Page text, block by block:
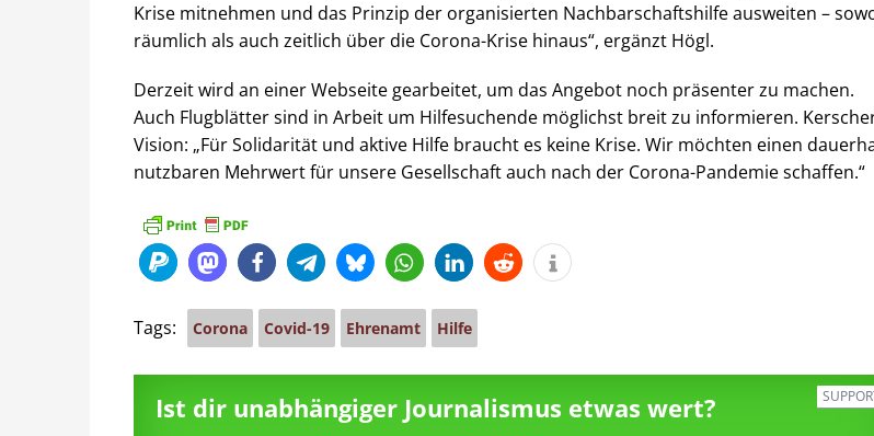
Krise mitnehmen und das Prinzip der organisierten Nachbarschaftshilfe ausweiten –
räumlich als auch zeitlich über die Corona-Krise hinaus“, ergänzt Högl.
Derzeit wird an einer Webseite gearbeitet, um das Angebot noch präsenter zu machen.
Auch Flugblätter sind in Arbeit um Hilfesuchende möglichst breit zu informieren.
Vision: „Für Solidarität und aktive Hilfe braucht es keine Krise. Wir möchten einen
nutzbaren Mehrwert für unsere Gesellschaft auch nach der Corona-Pandemie schaffen.“
Tags: Corona Covid-19 Ehrenamt Hilfe
Ist dir unabhängiger Journalismus etwas wert?